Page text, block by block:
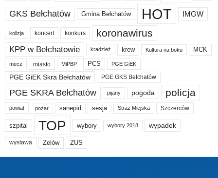
GKS Bełchatów Gmina Bełchatów HOT IMGW
kolizja koncert konkurs koronawirus
KPP w Bełchatowie kradzież krew Kultura na boku MCK
mecz miasto MiPBP PCS PGE GiEK
PGE GiEK Skra Bełchatów PGE GKS Bełchatów
PGE SKRA Bełchatów pijany pogoda policja
powiat pożar sanepid sesja Straż Miejska Szczerców
szpital TOP wybory wybory 2018 wypadek
wystawa Zelów ZUS